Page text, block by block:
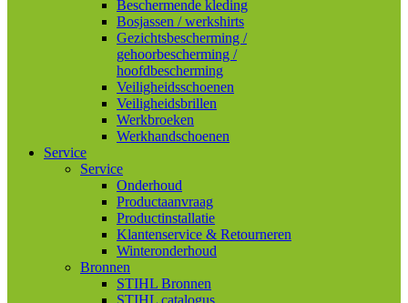
Beschermende kleding
Bosjassen / werkshirts
Gezichtsbescherming /
gehoorbescherming /
hoofdbescherming
Veiligheidsschoenen
Veiligheidsbrillen
Werkbroeken
Werkhandschoenen
Service
Service
Onderhoud
Productaanvraag
Productinstallatie
Klantenservice & Retourneren
Winteronderhoud
Bronnen
STIHL Bronnen
STIHL catalogus